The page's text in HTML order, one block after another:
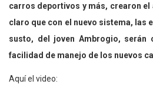
carros deportivos y más, crearon el
claro que con el nuevo sistema, las
susto, del joven Ambrogio, serán
facilidad de manejo de los nuevos
Aquí el video: